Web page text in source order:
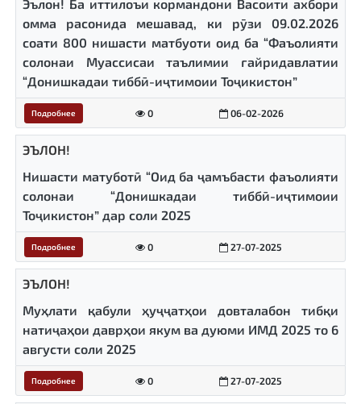
Эълон! Ба иттилоъи кормандони Васоити ахбори
омма расонида мешавад, ки рӯзи 09.02.2026
соати 800 нишасти матбуоти оид ба “Фаъолияти
солонаи Муассисаи таълимии ғайридавлатии
“Донишкадаи тиббӣ-иҷтимоии Тоҷикистон”
Подробнее 0 06-02-2026
ЭЪЛОН!
Нишасти матуботӣ “Оид ба ҷамъбасти фаъолияти
солонаи “Донишкадаи тиббӣ-иҷтимоии
Тоҷикистон” дар соли 2025
Подробнее 0 27-07-2025
ЭЪЛОН!
Муҳлати қабули ҳуҷҷатҳои довталабон тибқи
натиҷаҳои даврҳои якум ва дуюми ИМД 2025 то 6
августи соли 2025
Подробнее 0 27-07-2025